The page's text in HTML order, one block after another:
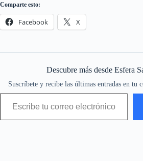
Comparte esto:
Facebook X
Descubre más desde Esfera
Suscríbete y recibe las últimas entradas en tu
Escribe tu correo electrónico…